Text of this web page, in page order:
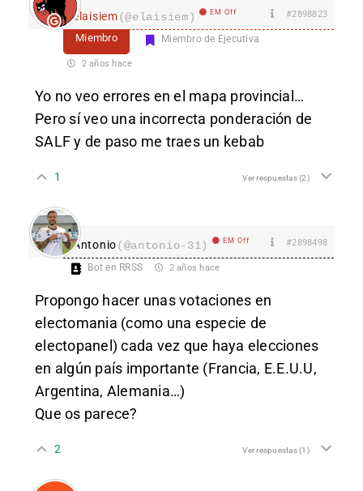
elaisiem(@elaisiem) EM Off #2898823
Miembro Miembro de Ejecutiva
2 años hace
Yo no veo errores en el mapa provincial…
Pero sí veo una incorrecta ponderación de
SALF y de paso me traes un kebab
1 Ver respuestas(2)
Antonio(@antonio-31) EM Off #2898498
Bot en RRSS 2 años hace
Propongo hacer unas votaciones en
electomania (como una especie de
electopanel) cada vez que haya elecciones
en algún país importante (Francia, E.E.U.U,
Argentina, Alemania…)
Que os parece?
2 Ver respuestas(1)